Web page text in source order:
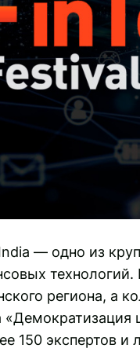
— одно из
региона, а
150 экспертов